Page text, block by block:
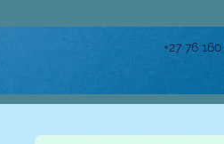
+27 76